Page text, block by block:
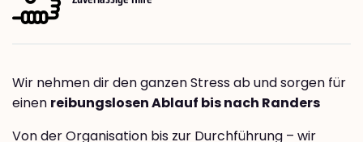
Wir nehmen dir den ganzen Stress ab und sorgen für
einen reibungslosen Ablauf bis nach Randers
Von der Organisation bis zur Durchführung – wir